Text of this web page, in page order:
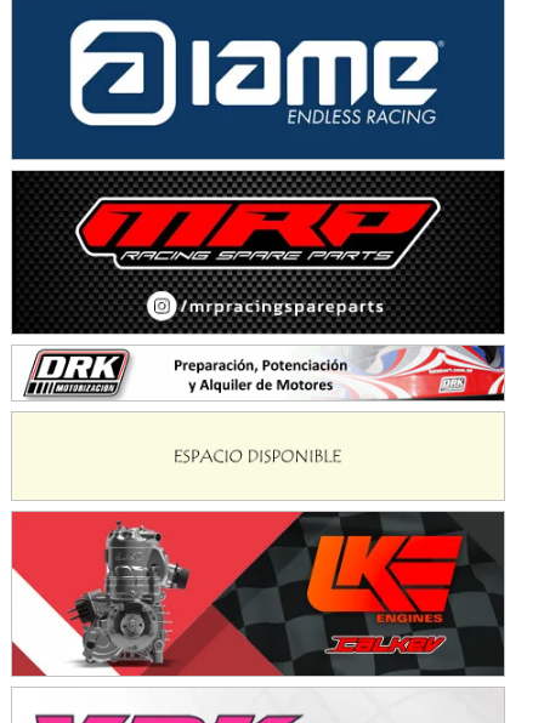
Juan Navarro (Asfalto)
El Timbó (Tucumán)